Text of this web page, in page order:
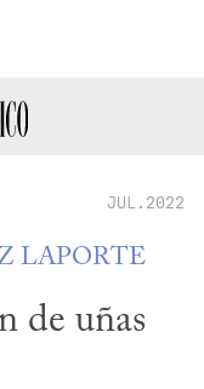
JUL.2022
LAPORTE
de uñas